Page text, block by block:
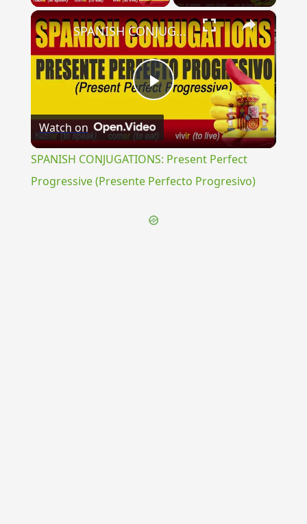
×
Play
Video
SPANISH CONJUGATIONS: Present Perfect Progressive (Presente Perfecto Progresivo)
Watch on
SPANISH CONJUGATIONS: Present Perfect
Progressive (Presente Perfecto Progresivo)